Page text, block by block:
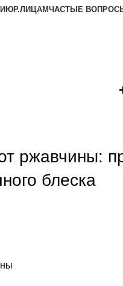
ЮР.ЛИЦАМЧАСТЫЕ
ржавчины:
блеска